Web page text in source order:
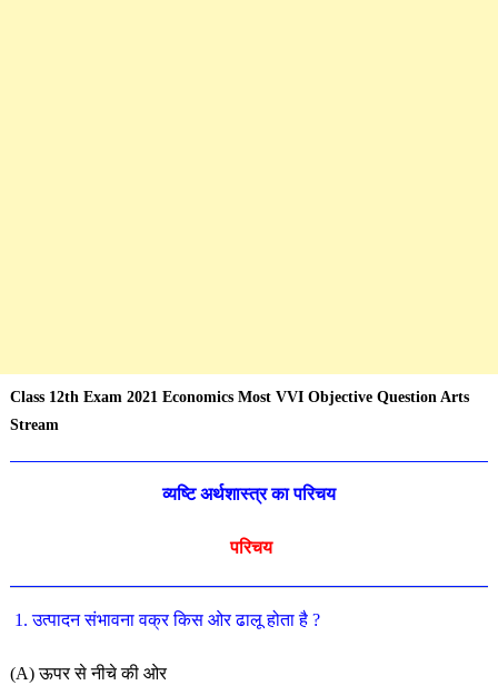
Class 12th Exam 2021 Economics Most VVI Objective Question Arts
Stream
व्यष्टि अर्थशास्त्र का परिचय
परिचय
1 .उत्पादनसंभावनावक्रकिस ओरढालूहोताहै ?
(A)ऊपरसेनीचेकी ओर